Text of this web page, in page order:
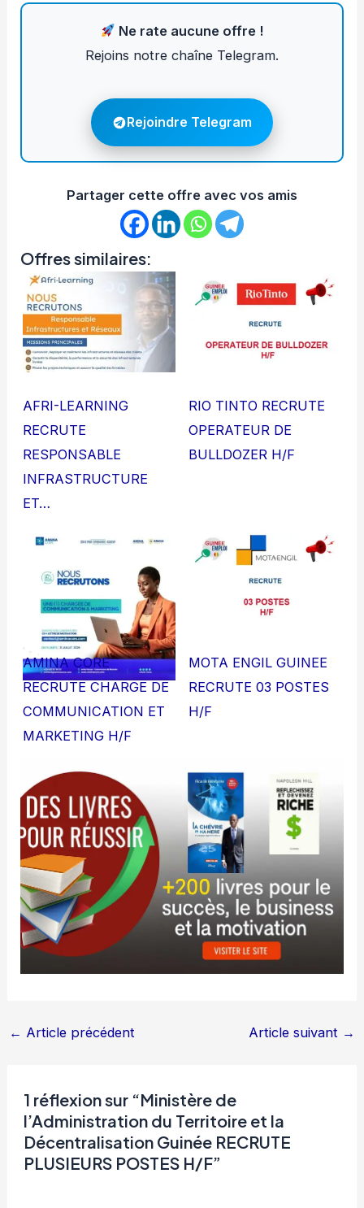
Ne rate aucune offre !
Rejoins notre chaîne Telegram.
Rejoindre Telegram
Partager cette offre avec vos amis
Offres similaires:
AFRI-LEARNING
RECRUTE
RESPONSABLE
INFRASTRUCTURE
ET…
RIO TINTO RECRUTE
OPERATEUR DE
BULLDOZER H/F
AMINA CORE
RECRUTE CHARGE DE
COMMUNICATION ET
MARKETING H/F
MOTA ENGIL GUINEE
RECRUTE 03 POSTES
H/F
← Article précédent Article suivant →
1 réflexion sur “Ministère de
l’Administration du Territoire et la
Décentralisation Guinée RECRUTE
PLUSIEURS POSTES H/F”